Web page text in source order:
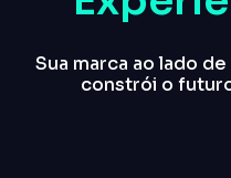
Sua marca ao lado
constrói o